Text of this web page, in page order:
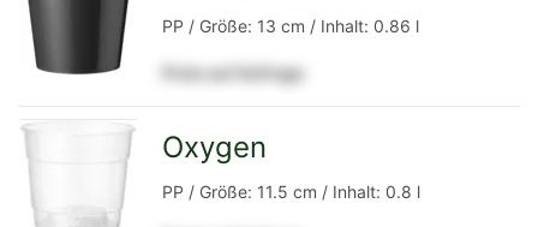
Detailseite
PP / Größe: 13 cm / Inhalt: 0.86 l
Preis auf Anfrage
Oxygen
PP / Größe: 11.5 cm / Inhalt: 0.8 l